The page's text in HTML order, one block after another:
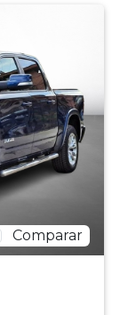
Comparar